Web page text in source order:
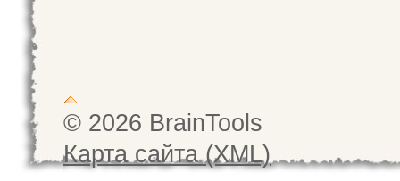
© 2026 BrainTools
Карта сайта (XML)